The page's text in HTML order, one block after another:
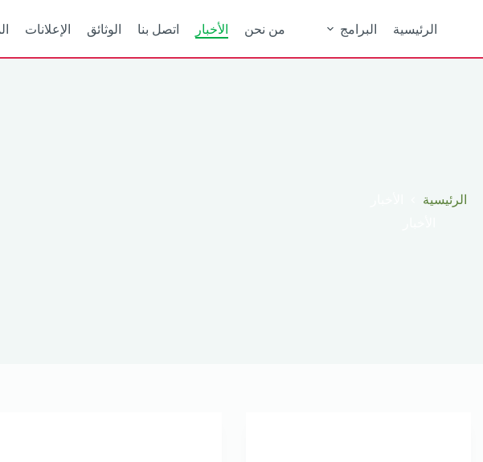
الرئيسية البرامج من نحن الأخبار اتصل بنا الوثائق الإعلانات
الرئيسية